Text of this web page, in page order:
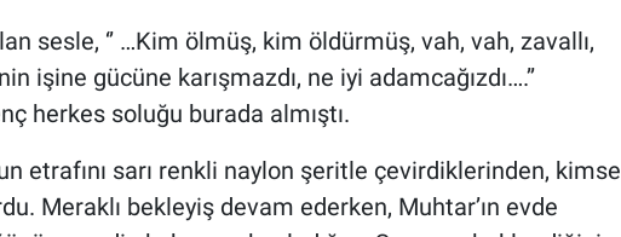
sesle, ‘’ …Kim ölmüş, kim öldürmüş, vah, vah, zavallı,
işine gücüne karışmazdı, ne iyi adamcağızdı….’’
herkes soluğu burada almıştı.
etrafını sarı renkli naylon şeritle çevirdiklerinden, kimse
Meraklı bekleyiş devam ederken, Muhtar’ın evde